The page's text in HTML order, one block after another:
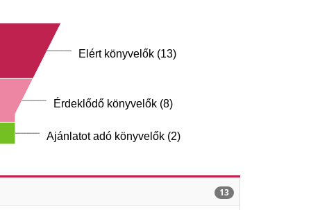
Elért könyvelők (13)
Érdeklődő könyvelők (8)
Ajánlatot adó könyvelők (2)
13